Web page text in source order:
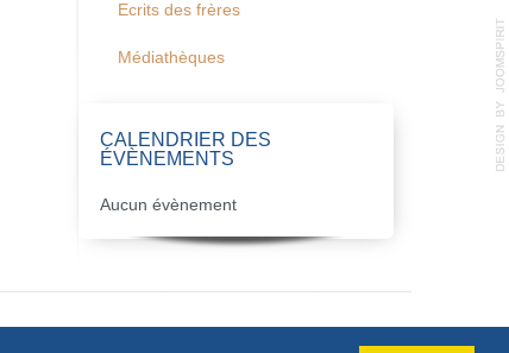
Ecrits des frères
Médiathèques
CALENDRIER DES
ÉVÈNEMENTS
Aucun évènement